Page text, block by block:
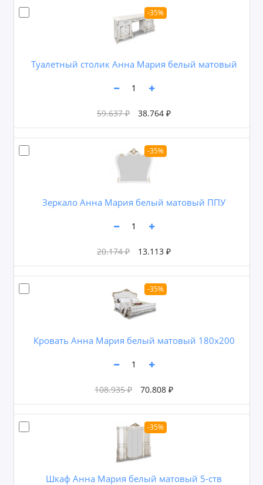
-35%
Туалетный столик Анна Мария белый матовый
59.637 ₽ 38.764 ₽
-35%
Зеркало Анна Мария белый матовый ППУ
20.174 ₽ 13.113 ₽
-35%
Кровать Анна Мария белый матовый 180х200
108.935 ₽ 70.808 ₽
-35%
Шкаф Анна Мария белый матовый 5-ств